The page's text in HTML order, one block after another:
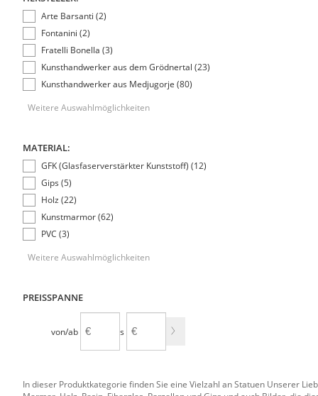
Arte Barsanti (2)
Fontanini (2)
Fratelli Bonella (3)
Kunsthandwerker aus dem Grödnertal (23)
Kunsthandwerker aus Medjugorje (80)
Weitere Auswahlmöglichkeiten
MATERIAL:
GFK (Glasfaserverstärkter Kunststoff) (12)
Gips (5)
Holz (22)
Kunstmarmor (62)
PVC (3)
Weitere Auswahlmöglichkeiten
PREISSPANNE
von/ab bis
In dieser Produktkategorie finden Sie eine Vielzahl an Statuen Unserer